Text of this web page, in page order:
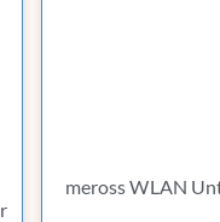
meross WLAN